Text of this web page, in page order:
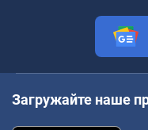
Загружайте наше